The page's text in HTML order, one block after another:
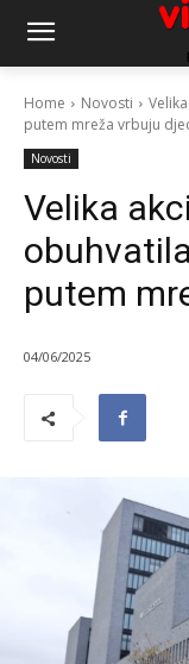
Home Novosti
putem mreža vrbuju
Novosti
Velika
putem
04/06/2025